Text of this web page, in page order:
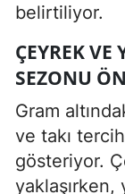
belirtiliyor.
ÇEYREK
SEZONU
Gram
ve takı
gösteriyor.
yaklaşırken,